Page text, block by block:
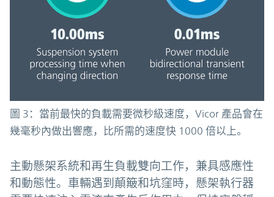
圖 3：當前最快的負載需要微秒級速度，Vicor 產品會在
幾毫秒內做出響應，比所需的速度快 1000 倍以上。
主動懸架系統和再生負載雙向工作，兼具感應性
和動態性。車輛遇到顛簸和坑窪時，懸架執行器